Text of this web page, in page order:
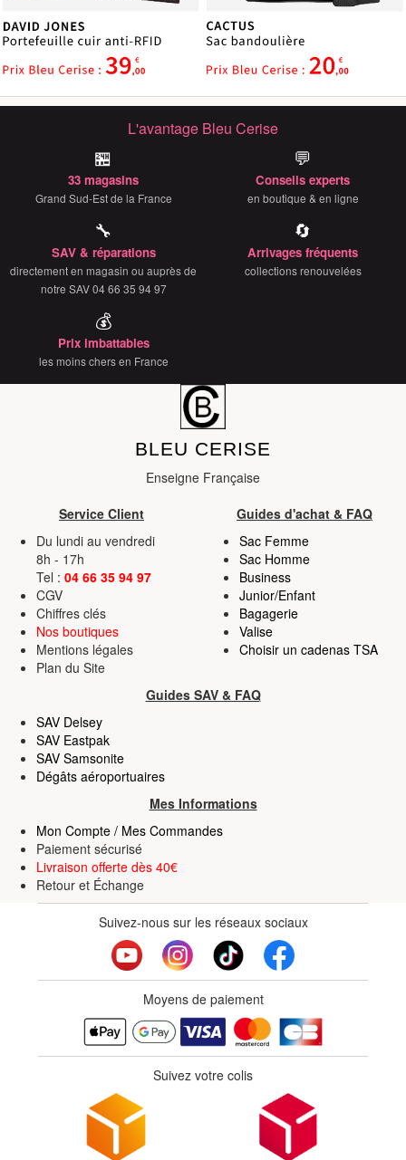
L'avantage Bleu Cerise
🏪
33 magasins
Grand Sud-Est de la France
💬
Conseils experts
en boutique & en ligne
🔧
SAV & réparations
directement en magasin ou auprès de
notre SAV 04 66 35 94 97
🔄
Arrivages fréquents
collections renouvelées
💰
Prix imbattables
les moins chers en France
BLEU CERISE
Enseigne Française
Service Client
Guides d'achat & FAQ
Du lundi au vendredi
8h - 17h
Tel : 04 66 35 94 97
CGV
Chiffres clés
Nos boutiques
Mentions légales
Plan du Site
Sac Femme
Sac Homme
Business
Junior/Enfant
Bagagerie
Valise
Choisir un cadenas TSA
Guides SAV & FAQ
SAV Delsey
SAV Eastpak
SAV Samsonite
Dégâts aéroportuaires
Mes Informations
Mon Compte / Mes Commandes
Paiement sécurisé
Livraison offerte dès 40€
Retour et Échange
Suivez-nous sur les réseaux sociaux
Moyens de paiement
Suivez votre colis